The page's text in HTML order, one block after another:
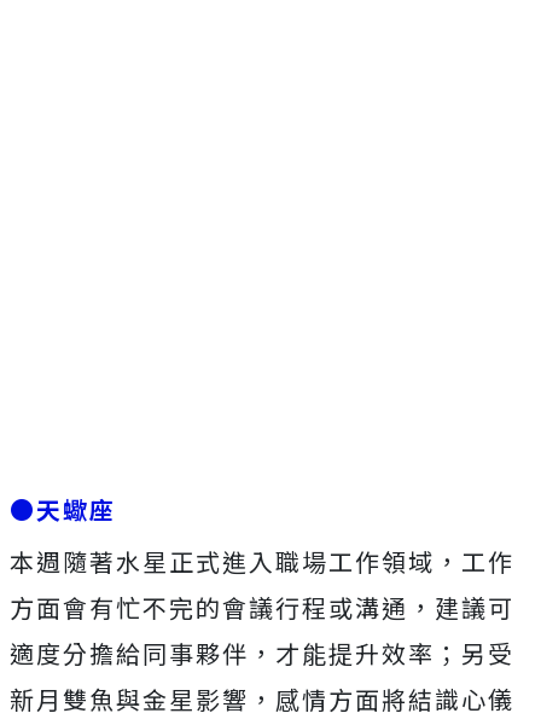
●天蠍座
本週隨著水星正式進入職場工作領域，工作
方面會有忙不完的會議行程或溝通，建議可
適度分擔給同事夥伴，才能提升效率；另受
新月雙魚與金星影響，感情方面將結識心儀